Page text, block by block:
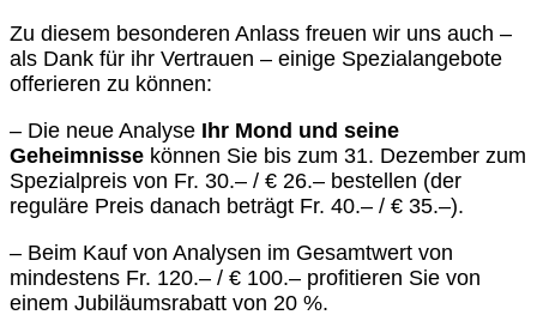
Zu diesem besonderen Anlass freuen wir uns auch –
als Dank für ihr Vertrauen – einige Spezialangebote
offerieren zu können:
– Die neue Analyse Ihr Mond und seine
Geheimnisse können Sie bis zum 31. Dezember zum
Spezialpreis von Fr. 30.– / € 26.– bestellen (der
reguläre Preis danach beträgt Fr. 40.– / € 35.–).
– Beim Kauf von Analysen im Gesamtwert von
mindestens Fr. 120.– / € 100.– profitieren Sie von
einem Jubiläumsrabatt von 20 %.